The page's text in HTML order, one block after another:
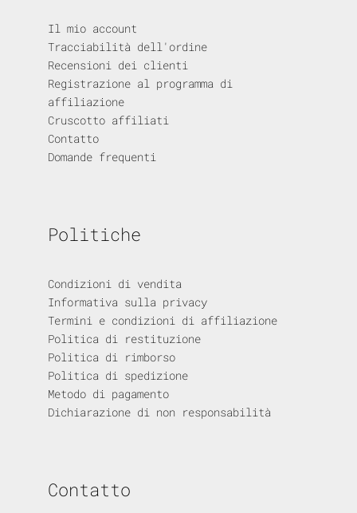
Il mio account
Tracciabilità dell'ordine
Recensioni dei clienti
Registrazione al programma di
affiliazione
Cruscotto affiliati
Contatto
Domande frequenti
Politiche
Condizioni di vendita
Informativa sulla privacy
Termini e condizioni di affiliazione
Politica di restituzione
Politica di rimborso
Politica di spedizione
Metodo di pagamento
Dichiarazione di non responsabilità
Contatto